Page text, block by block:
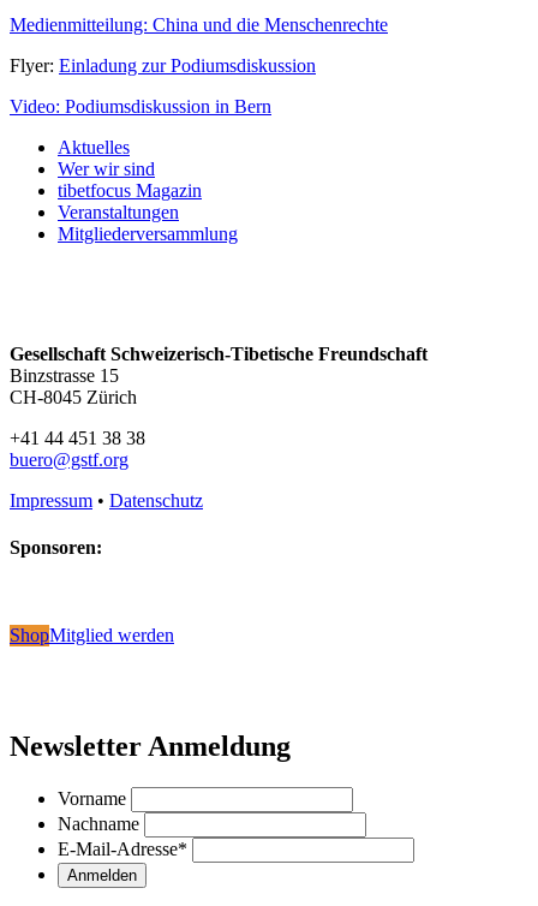
Medienmitteilung: China und die Menschenrechte
Flyer: Einladung zur Podiumsdiskussion
Video: Podiumsdiskussion in Bern
Aktuelles
Wer wir sind
tibetfocus Magazin
Veranstaltungen
Mitgliederversammlung
Gesellschaft Schweizerisch-Tibetische Freundschaft
Binzstrasse 15
CH-8045 Zürich
+41 44 451 38 38
buero@gstf.org
Impressum • Datenschutz
Sponsoren:
ShopMitglied werden
Newsletter Anmeldung
Vorname
Nachname
E-Mail-Adresse*